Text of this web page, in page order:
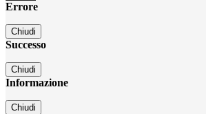
Errore
Chiudi
Successo
Chiudi
Informazione
Chiudi